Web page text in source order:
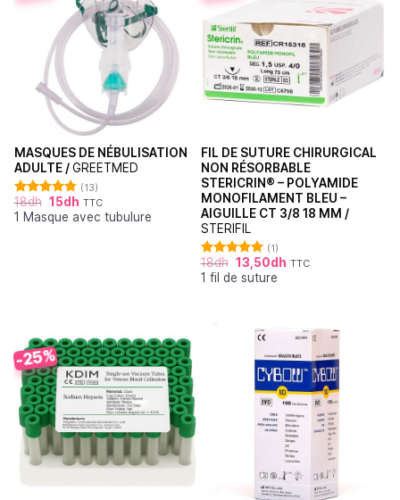
MASQUES DE NÉBULISATION
ADULTE /GREETMED
Note
4.85
sur 5
(13)
18dh 15dh TTC
1 Masque avec tubulure
FIL DE SUTURE CHIRURGICAL
NON RÉSORBABLE
STERICRIN® – POLYAMIDE
MONOFILAMENT BLEU –
AIGUILLE CT 3/8 18 MM /
STERIFIL
Note
5.00
sur 5
(1)
18dh 13,50dh TTC
1 fil de suture
-25%